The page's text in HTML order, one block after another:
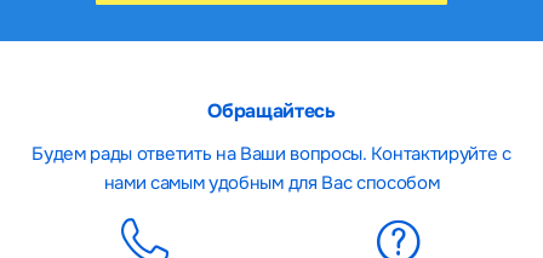
Обращайтесь
Будем рады ответить на Ваши вопросы. Контактируйте с
нами самым удобным для Вас способом